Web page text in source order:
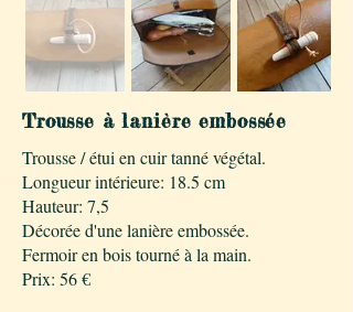
Trousse à lanière embossée
Trousse / étui en cuir tanné végétal.
Longueur intérieure: 18.5 cm
Hauteur: 7,5
Décorée d'une lanière embossée.
Fermoir en bois tourné à la main.
Prix: 56 €